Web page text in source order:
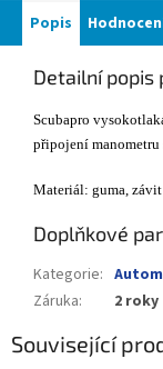
Popis
Detailní popis
Scubapro
připojení manometru
Materiál: guma,
Doplňkové
Kategorie:
Záruka: 2 roky
Související